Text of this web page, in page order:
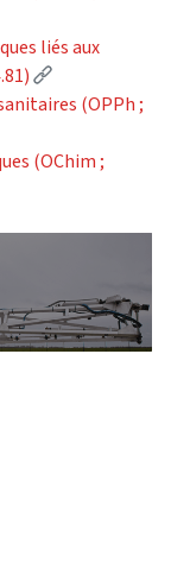
liés aux
(External link)
(OPPh ;
(OChim ;